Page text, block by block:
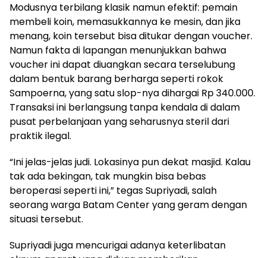
Modusnya terbilang klasik namun efektif: pemain
membeli koin, memasukkannya ke mesin, dan jika
menang, koin tersebut bisa ditukar dengan voucher.
Namun fakta di lapangan menunjukkan bahwa
voucher ini dapat diuangkan secara terselubung
dalam bentuk barang berharga seperti rokok
Sampoerna, yang satu slop-nya dihargai Rp 340.000.
Transaksi ini berlangsung tanpa kendala di dalam
pusat perbelanjaan yang seharusnya steril dari
praktik ilegal.
“Ini jelas-jelas judi. Lokasinya pun dekat masjid. Kalau
tak ada bekingan, tak mungkin bisa bebas
beroperasi seperti ini,” tegas Supriyadi, salah
seorang warga Batam Center yang geram dengan
situasi tersebut.
Supriyadi juga mencurigai adanya keterlibatan